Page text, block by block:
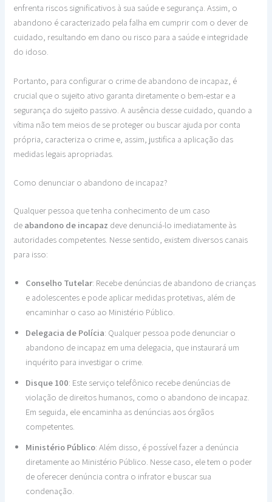
enfrenta riscos significativos à sua saúde e segurança. Assim, o
abandono é caracterizado pela falha em cumprir com o dever de
cuidado, resultando em dano ou risco para a saúde e integridade
do idoso.
Portanto, para configurar o crime de abandono de incapaz, é
crucial que o sujeito ativo garanta diretamente o bem-estar e a
segurança do sujeito passivo. A ausência desse cuidado, quando a
vítima não tem meios de se proteger ou buscar ajuda por conta
própria, caracteriza o crime e, assim, justifica a aplicação das
medidas legais apropriadas.
Como denunciar o abandono de incapaz?
Qualquer pessoa que tenha conhecimento de um caso
de abandono de incapaz deve denunciá-lo imediatamente às
autoridades competentes. Nesse sentido, existem diversos canais
para isso:
Conselho Tutelar: Recebe denúncias de abandono de crianças
e adolescentes e pode aplicar medidas protetivas, além de
encaminhar o caso ao Ministério Público.
Delegacia de Polícia: Qualquer pessoa pode denunciar o
abandono de incapaz em uma delegacia, que instaurará um
inquérito para investigar o crime.
Disque 100: Este serviço telefônico recebe denúncias de
violação de direitos humanos, como o abandono de incapaz.
Em seguida, ele encaminha as denúncias aos órgãos
competentes.
Ministério Público: Além disso, é possível fazer a denúncia
diretamente ao Ministério Público. Nesse caso, ele tem o poder
de oferecer denúncia contra o infrator e buscar sua
condenação.